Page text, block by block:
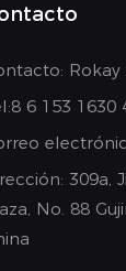
Rokay
6 153 1630
309a,
No. 88